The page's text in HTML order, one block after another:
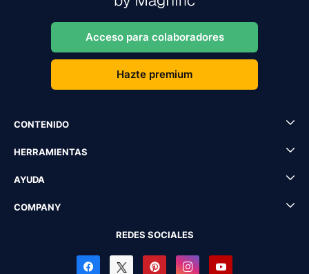
Acceso para colaboradores
Hazte premium
CONTENIDO
HERRAMIENTAS
AYUDA
COMPANY
REDES SOCIALES